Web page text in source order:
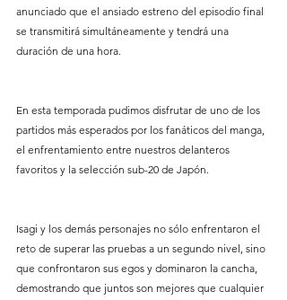
anunciado que el ansiado estreno del episodio final
se transmitirá simultáneamente y tendrá una
duración de una hora.
En esta temporada pudimos disfrutar de uno de los
partidos más esperados por los fanáticos del manga,
el enfrentamiento entre nuestros delanteros
favoritos y la selección sub-20 de Japón.
Isagi y los demás personajes no sólo enfrentaron el
reto de superar las pruebas a un segundo nivel, sino
que confrontaron sus egos y dominaron la cancha,
demostrando que juntos son mejores que cualquier